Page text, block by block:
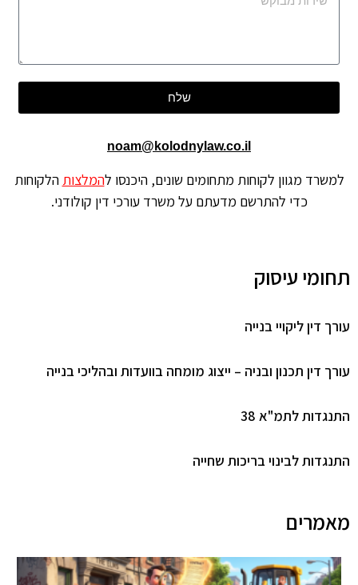
שלח
noam@kolodnylaw.co.il
למשרד מגוון לקוחות מתחומים שונים, היכנסו להמלצות הלקוחות
כדי להתרשם מדעתם על משרד עורכי דין קולודני.
תחומי עיסוק
עורך דין ליקויי בנייה
עורך דין תכנון ובניה – ייצוג מומחה בוועדות ובהליכי בנייה
התנגדות לתמ"א 38
התנגדות לבינוי בריכות שחייה
מאמרים